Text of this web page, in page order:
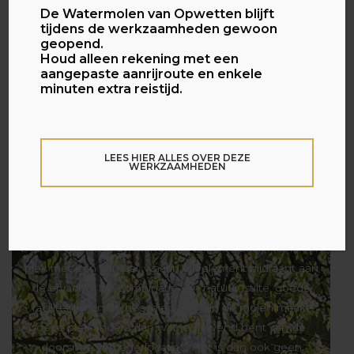
Kies voor een unieke
vergaderplek in de
Deze locatie is geen standaard vergaderzaal. Het is een
plek met een verhaal, waarin elk element bijdraagt aan
de ervaring. De combinatie van natuur, stilte, goede
faciliteiten en de geschiedenis van de molen maakt
deze plek anders dan wat je gewend bent van de
doorsnee vergaderlocaties. Het is dan ook geen
De Watermolen van Opwetten blijft
tijdens de werkzaamheden gewoon
geopend.
Houd alleen rekening met een
aangepaste aanrijroute en enkele
minuten extra reistijd.
LEES HIER ALLES OVER DEZE
WERKZAAMHEDEN